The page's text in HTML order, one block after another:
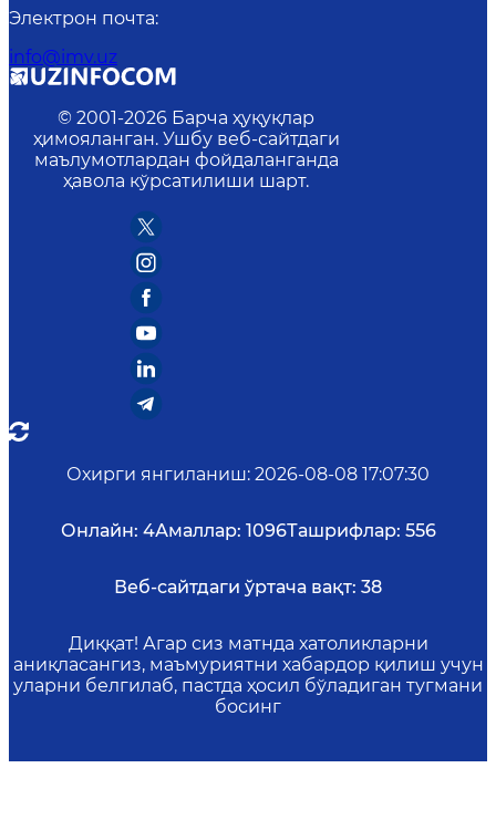
Электрон почта:
info@imv.uz
© 2001-2026 Барча ҳуқуқлар
ҳимояланган. Ушбу веб-сайтдаги
маълумотлардан фойдаланганда
ҳавола кўрсатилиши шарт.
Охирги янгиланиш: 2026-08-08 17:07:30
Онлайн: 4Амаллар: 1096Ташрифлар: 556
Веб-сайтдаги ўртача вақт: 38
Диққат! Агар сиз матнда хатоликларни
аниқласангиз, маъмуриятни хабардор қилиш учун
уларни белгилаб, пастда ҳосил бўладиган тугмани
босинг